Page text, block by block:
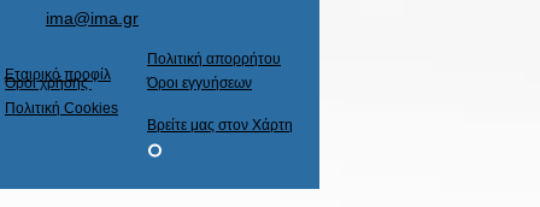
ima@ima.gr
Πολιτική απορρήτου
​Όροι χρήσης
​Όροι εγγυήσεων
Πολιτική Cookies
Εταιρικό προφίλ
Βρείτε μας στον Χάρτη